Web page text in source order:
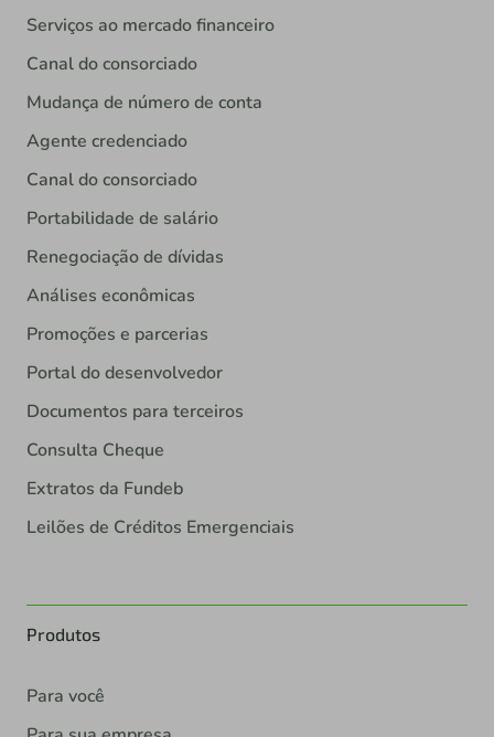
Serviços ao mercado financeiro
Canal do consorciado
Mudança de número de conta
Agente credenciado
Canal do consorciado
Portabilidade de salário
Renegociação de dívidas
Análises econômicas
Promoções e parcerias
Portal do desenvolvedor
Documentos para terceiros
Consulta Cheque
Extratos da Fundeb
Leilões de Créditos Emergenciais
Produtos
Para você